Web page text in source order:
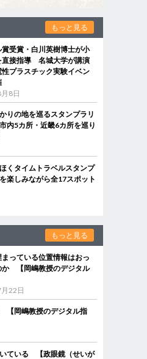
もっと見る
賞受賞・白川英樹博士が小
直接指導 名城大学が講演
プラスチック実験イベン
8日
りの地を巡るスタンプラリ
内5カ所・近畿6カ所を巡り
くタイムトラベルスタンプ
楽しみながら全17スポット
もっと見る
っている位置情報はおっ
か 【岡嶋教授のデジタル
22日
【岡嶋教授のデジタル指
ている 【政眼鏡（せいが